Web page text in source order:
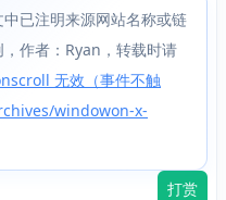
已注明来源网站名称或链
作者：Ryan，转载时请
无效（事件不触
windowon-x-
打赏